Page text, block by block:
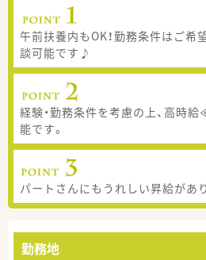
午前扶養内もOK！勤務条件はご希
談可能です♪
経験・勤務条件を考慮の上、高時
能です。
パートさんにもうれしい昇給があ
勤務地